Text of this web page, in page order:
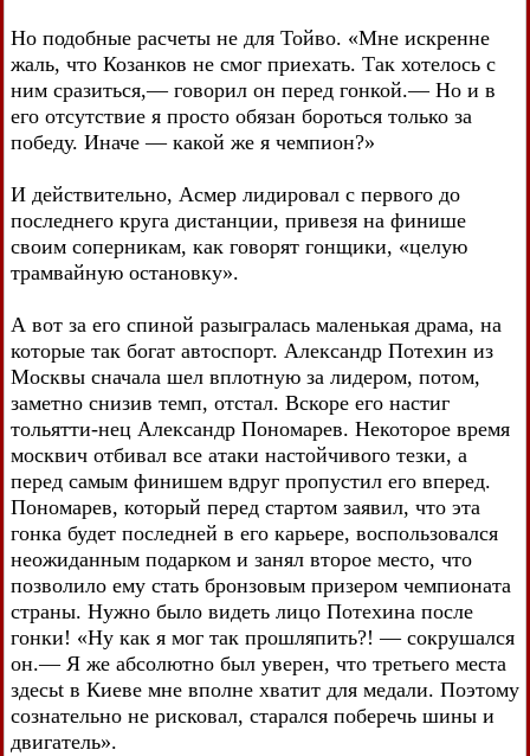
Но подобные расчеты не для Тойво. «Мне искренне
жаль, что Козанков не смог приехать. Так хотелось с
ним сразиться,— говорил он перед гонкой.— Но и в
его отсутствие я просто обязан бороться только за
победу. Иначе — какой же я чемпион?»
И действительно, Асмер лидировал с первого до
последнего круга дистанции, привезя на финише
своим соперникам, как говорят гонщики, «целую
трамвайную остановку».
А вот за его спиной разыгралась маленькая драма, на
которые так богат автоспорт. Александр Потехин из
Москвы сначала шел вплотную за лидером, потом,
заметно снизив темп, отстал. Вскоре его настиг
тольятти-нец Александр Пономарев. Некоторое время
москвич отбивал все атаки настойчивого тезки, а
перед самым финишем вдруг пропустил его вперед.
Пономарев, который перед стартом заявил, что эта
гонка будет последней в его карьере, воспользовался
неожиданным подарком и занял второе место, что
позволило ему стать бронзовым призером чемпионата
страны. Нужно было видеть лицо Потехина после
гонки! «Ну как я мог так прошляпить?! — сокрушался
он.— Я же абсолютно был уверен, что третьего места
здесьt в Киеве мне вполне хватит для медали. Поэтому
сознательно не рисковал, старался поберечь шины и
двигатель».